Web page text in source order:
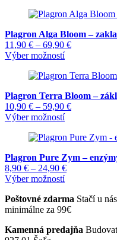
through
má
variantov.
Možnosti
si
vybrať
stránke
produktu.
Plagron Alga Bloom –
11,90 € – 69,90 €Price
through
Výber možnostíTento
má
variantov.
Možnosti
si
vybrať
stránke
produktu.
Plagron Terra Bloom –
10,90 € – 59,90 €Price
through
Výber možnostíTento
má
variantov.
Možnosti
si
vybrať
na
produktu.
Plagron Pure Zym –
8,90 € – 24,90 €Price
through
24,90 €
Výber možnostíTento
má
viacero
Možnosti
Poštovné zdarma Stačí u
minimálne za 99€
Kamenná predajňa